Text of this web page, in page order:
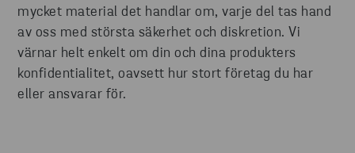
mycket material det handlar om, varje del tas hand
av oss med största säkerhet och diskretion. Vi
värnar helt enkelt om din och dina produkters
konfidentialitet, oavsett hur stort företag du har
eller ansvarar för.